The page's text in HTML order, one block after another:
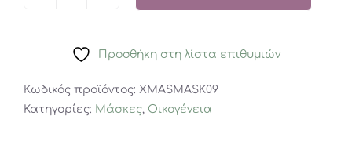
ΓράμμαΠροσθήκη στη λίστα επιθυμιών
Κωδικός προϊόντος: XMASMASK09
Κατηγορίες: Μάσκες, Οικογένεια